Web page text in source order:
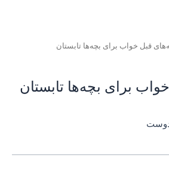
قبل خواب برای بچه‌ها تابستان
برای بچه‌ها تابستان